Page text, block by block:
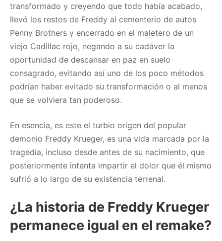
transformado y creyendo que todo había acabado,
llevó los restos de Freddy al cementerio de autos
Penny Brothers y encerrado en el maletero de un
viejo Cadillac rojo, negando a su cadáver la
oportunidad de descansar en paz en suelo
consagrado, evitando así uno de los poco métodos
podrían haber evitado su transformación o al menos
que se volviera tan poderoso.
En esencia, es este el turbio origen del popular
demonio Freddy Krueger, es una vida marcada por la
tragedia, incluso desde antes de su nacimiento, que
posteriormente intenta impartir el dolor que él mismo
sufrió a lo largo de su existencia terrenal.
¿La historia de Freddy Krueger
permanece igual en el remake?